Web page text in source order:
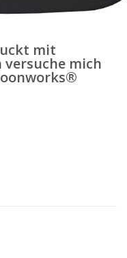
mit
versuche mich